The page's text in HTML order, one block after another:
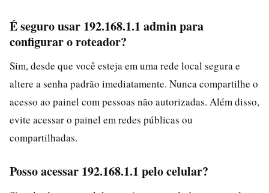
É seguro usar 192.168.1.1 admin para
configurar o roteador?
Sim, desde que você esteja em uma rede local segura e
altere a senha padrão imediatamente. Nunca compartilhe o
acesso ao painel com pessoas não autorizadas. Além disso,
evite acessar o painel em redes públicas ou
compartilhadas.
Posso acessar 192.168.1.1 pelo celular?